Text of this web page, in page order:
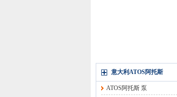
意大利ATOS阿托斯
ATOS阿托斯 泵